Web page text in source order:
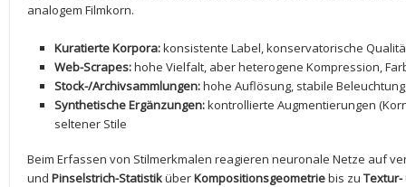
analogem Filmkorn.
Kuratierte Korpora:konsistente Label, konservatorische
Web-Scrapes:hohe Vielfalt, aber ⁤heterogene Kompression,
Stock-/Archivsammlungen:hohe Auflösung, stabile
Synthetische Ergänzungen:kontrollierte Augmentierungen
seltener Stile
Beim Erfassen von‍ Stilmerkmalen reagieren neuronale Netze auf
und Pinselstrich-StatistiküberKompositionsgeometriebis zu